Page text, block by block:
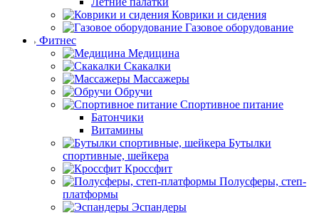
Коврики и сидения
Газовое оборудование
Фитнес
Медицина
Скакалки
Массажеры
Обручи
Спортивное питание
Батончики
Витамины
Бутылки
спортивные, шейкера
Кроссфит
Полусферы, степ-
платформы
Эспандеры